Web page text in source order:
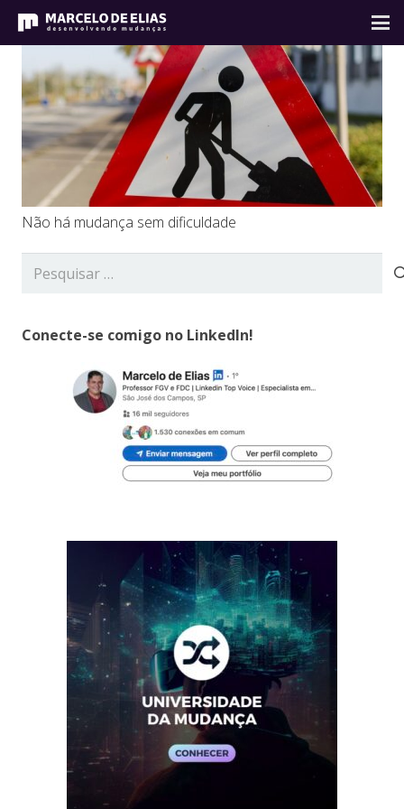
Não há mudança sem dificuldade
Pesquisar
Conecte-se comigo no LinkedIn!